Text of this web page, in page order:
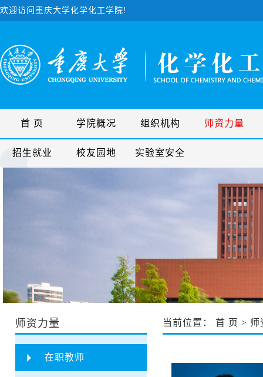
欢迎访问重庆大学化学化工学院!
首 页 学院概况 组织机构 师资力量
招生就业 校友园地 实验室安全
师资力量
在职教师
当前位置： 首 页 > 师